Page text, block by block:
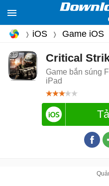
iOS Game iOS
Critical
Game bắn súng
iPad